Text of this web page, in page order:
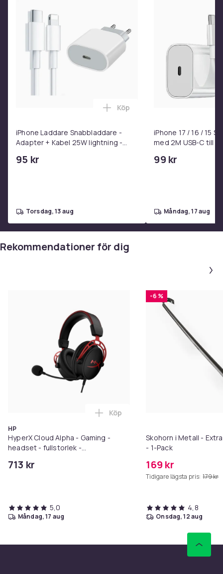
Artikel.nr.
65cf0fde-5301-57dd-a336-4452a9a7c327
Produktsäkerhetsinformation
iPhone Laddare Snabbladdare -
Adapter + Kabel 25W lightning -
95 kr
Lägg till iPhone Laddare
Köp
torsdag, 13 aug
iPhone 17 / 16 / 15
med 2M USB-C till
99 kr
måndag, 17 aug
Rekommendationer för dig
HP
HyperX Cloud Alpha - Gaming -
headset - fullstorlek -
svart, röd
713 kr
Lägg till HyperX Cloud Alpha -
Köp
5,0
måndag, 17 aug
-6 %
Skohorn i Metall -
- 1-Pack
169 kr
Tidigare lägsta pris: 179 kr
4,8
onsdag, 12 aug